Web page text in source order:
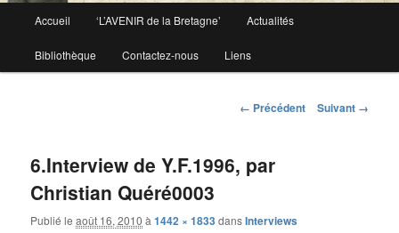
principal
Aller
au
Accueil ‘L’AVENIR de la Bretagne’ Actualités
Bibliothèque Contactez-nous Liens
Navigation
← Précédent Suivant →
6.Interview de Y.F.1996, par
Christian Quéré0003
Publié leaoût 16, 2010 à1442 × 1833 dansInterviews